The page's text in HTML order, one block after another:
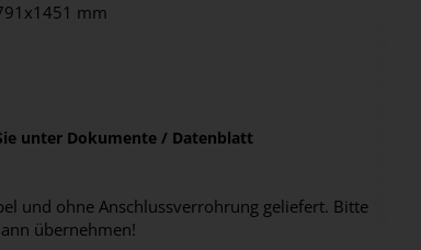
mm
unter Dokumente / Datenblatt
und ohne Anschlussverrohrung geliefert. Bitte
übernehmen!